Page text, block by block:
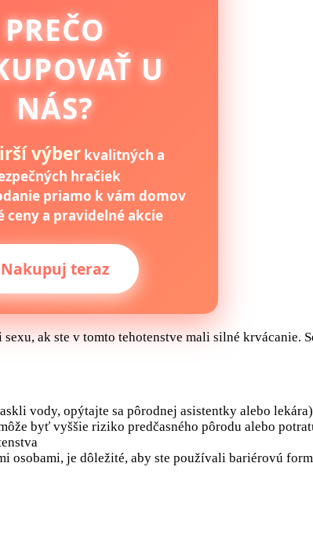
PREČO
U
NÁS?
výberkvalitných a
hračiek
priamo k vám domov
ceny a pravidelné akcie
Nakupuj teraz
ak ste v tomto tehotenstve mali silné
vody, opýtajte sa pôrodnej asistentky alebo lekára)
byť vyššie riziko predčasného pôrodu alebo
osobami, je dôležité, aby ste používali bariérovú